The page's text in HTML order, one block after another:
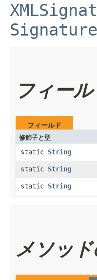
フィー
フィールド
修飾子と型
static String
static String
static String
メソッ